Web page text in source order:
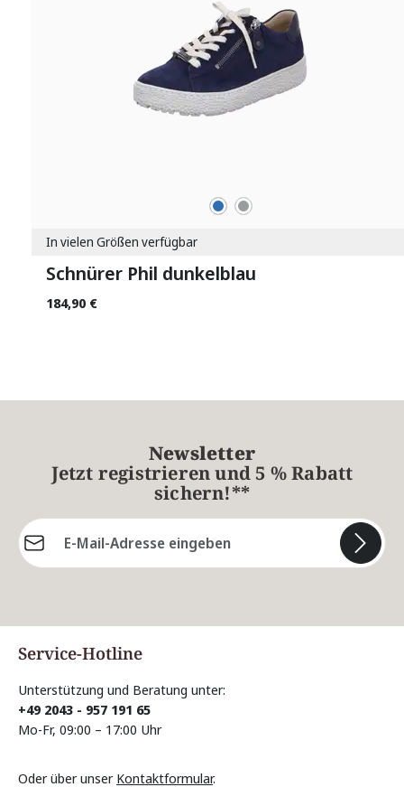
blau grau
In vielen Größen verfügbar
Schnürer Phil dunkelblau
184,90 €
Newsletter
Jetzt registrieren und 5 % Rabatt
sichern!**
E-Mail-Adresse*
Service-Hotline
Unterstützung und Beratung unter:
+49 2043 - 957 191 65
Mo-Fr, 09:00 – 17:00 Uhr
Oder über unser Kontaktformular.